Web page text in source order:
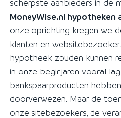
scherpste aanbieders in de
MoneyWise.nl hypotheken
onze oprichting kregen we
klanten en
hypotheek zouden kunnen
in onze beginjaren vooral
bankspaarproducten
doorverwezen. Maar de
onze sitebezoekers, de